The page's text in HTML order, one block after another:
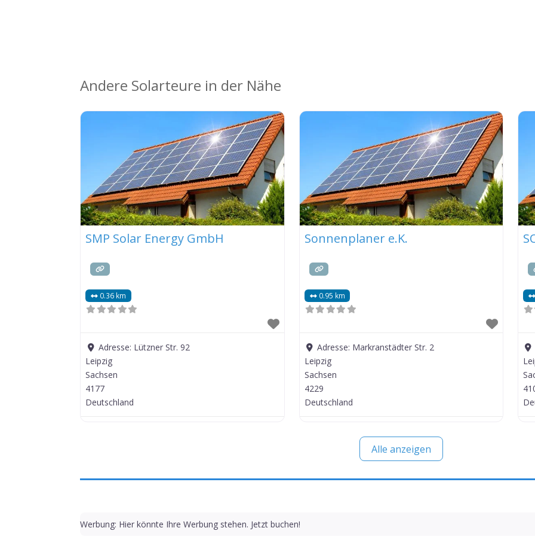
Andere Solarteure in der Nähe
SMP Solar Energy GmbH
0.36 km
Adresse: Lützner Str. 92
Leipzig
Sachsen
4177
Deutschland
Sonnenplaner e.K.
0.95 km
Adresse: Markranstädter Str. 2
Leipzig
Sachsen
4229
Deutschland
Alle anzeigen
Werbung: Hier könnte Ihre Werbung stehen. Jetzt buchen!